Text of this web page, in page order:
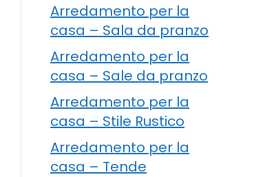
Arredamento per la
casa – Sala da pranzo
Arredamento per la
casa – Sale da pranzo
Arredamento per la
casa – Stile Rustico
Arredamento per la
casa – Tende